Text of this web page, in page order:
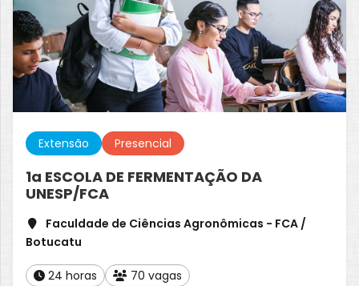
Extensão Presencial
1a ESCOLA DE FERMENTAÇÃO DA
UNESP/FCA
Faculdade de Ciências Agronômicas - FCA /
Botucatu
24 horas 70 vagas